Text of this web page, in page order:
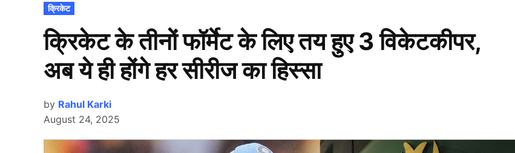
POSTED
IN
क्रिकेट
क्रिकेट के तीनों फॉर्मेट के लिए तय हुए 3 विकेटकीपर,
अब ये ही होंगे हर सीरीज का हिस्सा
by Rahul Karki
August 24, 2025